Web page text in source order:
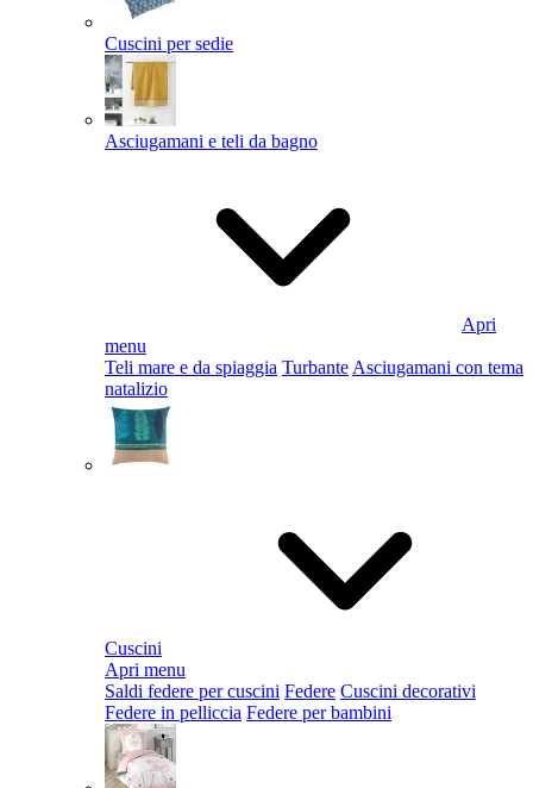
Cuscini per sedie
Asciugamani e teli da bagno
Apri
menu
Teli mare e da spiaggia Turbante Asciugamani con tema
natalizio
Cuscini
Apri menu
Saldi federe per cuscini Federe Cuscini decorativi
Federe in pelliccia Federe per bambini